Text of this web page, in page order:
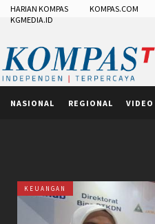
HARIAN KOMPAS KOMPAS.COM
KGMEDIA.ID
NASIONAL REGIONAL VIDEO
KEUANGAN